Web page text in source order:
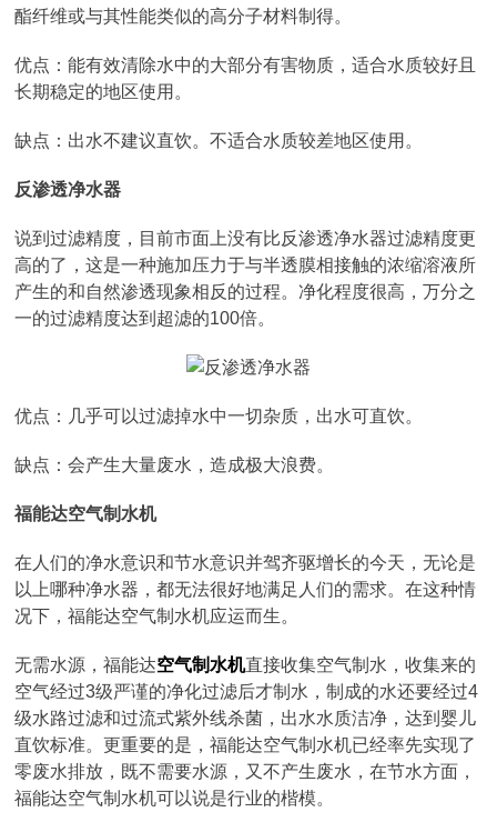
酯纤维或与其性能类似的高分子材料制得。
优点：能有效清除水中的大部分有害物质，适合水质较好且
长期稳定的地区使用。
缺点：出水不建议直饮。不适合水质较差地区使用。
反渗透净水器
说到过滤精度，目前市面上没有比反渗透净水器过滤精度更
高的了，这是一种施加压力于与半透膜相接触的浓缩溶液所
产生的和自然渗透现象相反的过程。净化程度很高，万分之
一的过滤精度达到超滤的100倍。
优点：几乎可以过滤掉水中一切杂质，出水可直饮。
缺点：会产生大量废水，造成极大浪费。
福能达空气制水机
在人们的净水意识和节水意识并驾齐驱增长的今天，无论是
以上哪种净水器，都无法很好地满足人们的需求。在这种情
况下，福能达空气制水机应运而生。
无需水源，福能达空气制水机直接收集空气制水，收集来的
空气经过3级严谨的净化过滤后才制水，制成的水还要经过4
级水路过滤和过流式紫外线杀菌，出水水质洁净，达到婴儿
直饮标准。更重要的是，福能达空气制水机已经率先实现了
零废水排放，既不需要水源，又不产生废水，在节水方面，
福能达空气制水机可以说是行业的楷模。